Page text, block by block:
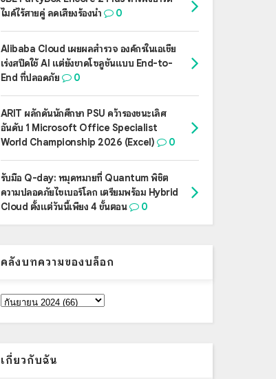
ไมค์ไร้สายคู่ ลดเสียงร้องนำ
0
Alibaba Cloud เผยผลสำรวจ องค์กรในเอเชีย
เร่งสปีดใช้ AI แต่ยังขาดโซลูชันแบบ End-to-
End ที่ปลอดภัย
0
ARIT ผลักดันนักศึกษา PSU คว้ารองชนะเลิศ
อันดับ 1 Microsoft Office Specialist
World Championship 2026 (Excel)
0
รับมือ Q-day: หมุดหมายที่ Quantum พิชิต
ความปลอดภัยไซเบอร์โลก เตรียมพร้อม Hybrid
Cloud ตั้งแต่วันนี้เพียง 4 ขั้นตอน
0
คลังบทความของบล็อก
เกี่ยวกับฉัน